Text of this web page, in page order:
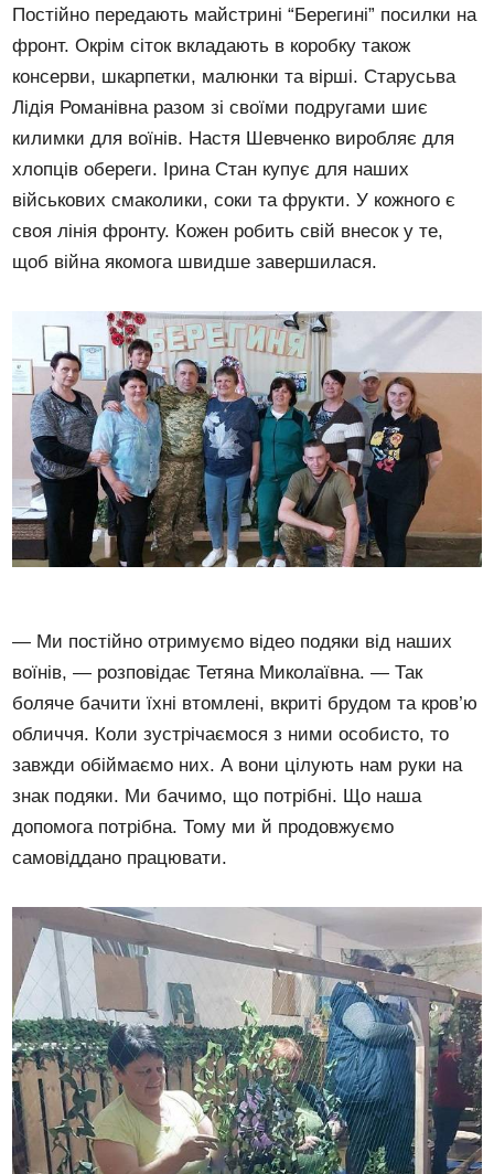
Постійно передають майстрині “Берегині” посилки на
фронт. Окрім сіток вкладають в коробку також
консерви, шкарпетки, малюнки та вірші. Старусьва
Лідія Романівна разом зі своїми подругами шиє
килимки для воїнів. Настя Шевченко виробляє для
хлопців обереги. Ірина Стан купує для наших
військових смаколики, соки та фрукти. У кожного є
своя лінія фронту. Кожен робить свій внесок у те,
щоб війна якомога швидше завершилася.
— Ми постійно отримуємо відео подяки від наших
воїнів, — розповідає Тетяна Миколаївна. — Так
боляче бачити їхні втомлені, вкриті брудом та кров’ю
обличчя. Коли зустрічаємося з ними особисто, то
завжди обіймаємо них. А вони цілують нам руки на
знак подяки. Ми бачимо, що потрібні. Що наша
допомога потрібна. Тому ми й продовжуємо
самовіддано працювати.